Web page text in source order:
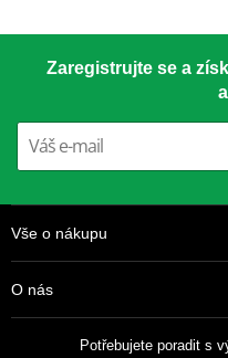
Zaregistrujte se a
Vše o nákupu
O nás
Potřebujete poradit s